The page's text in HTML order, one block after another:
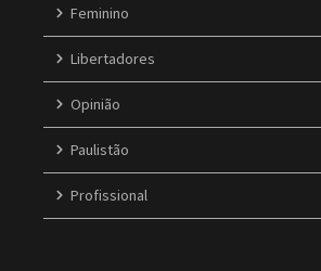
Feminino
Libertadores
Opinião
Paulistão
Profissional